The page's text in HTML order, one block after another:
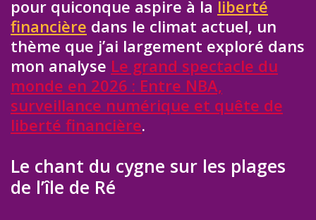
pour quiconque aspire à la liberté
financière dans le climat actuel, un
thème que j’ai largement exploré dans
mon analyse Le grand spectacle du
monde en 2026 : Entre NBA,
surveillance numérique et quête de
liberté financière.
Le chant du cygne sur les plages
de l’île de Ré